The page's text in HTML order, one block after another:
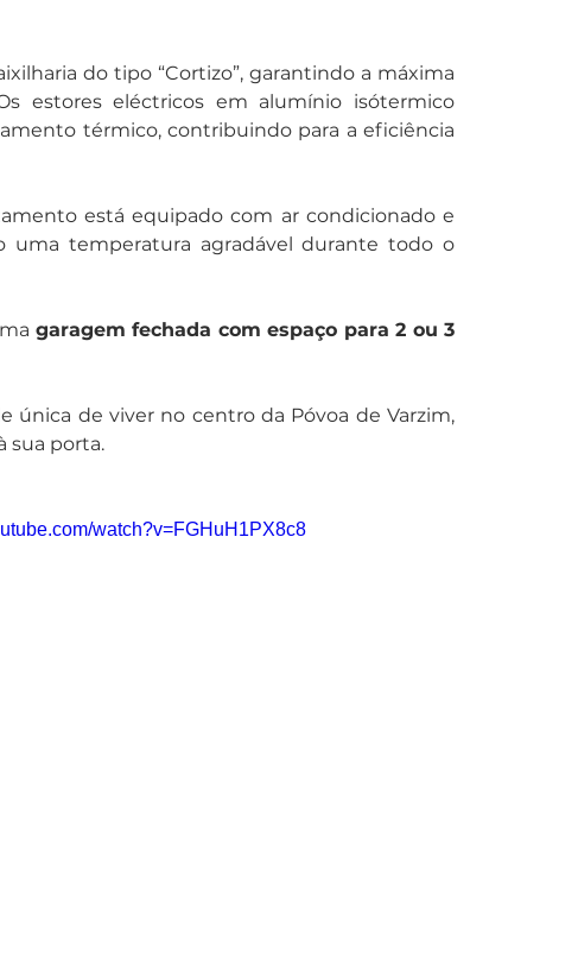
do tipo “Cortizo”, garantindo a máxima
estores eléctricos em alumínio isótermico
térmico, contribuindo para a eficiência
está equipado com ar condicionado e
uma temperatura agradável durante todo o
garagem fechada com espaço para 2 ou 3
única de viver no centro da Póvoa de Varzim,
sua porta.
watch?v=FGHuH1PX8c8